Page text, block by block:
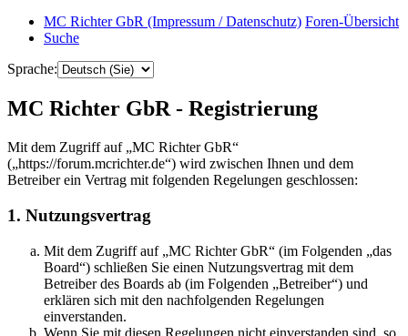
MC Richter GbR (Impressum / Datenschutz) Foren-Übersicht
Suche
Sprache:
MC Richter GbR - Registrierung
Mit dem Zugriff auf „MC Richter GbR“
(„https://forum.mcrichter.de“) wird zwischen Ihnen und dem
Betreiber ein Vertrag mit folgenden Regelungen geschlossen:
1. Nutzungsvertrag
Mit dem Zugriff auf „MC Richter GbR“ (im Folgenden „das
Board“) schließen Sie einen Nutzungsvertrag mit dem
Betreiber des Boards ab (im Folgenden „Betreiber“) und
erklären sich mit den nachfolgenden Regelungen
einverstanden.
Wenn Sie mit diesen Regelungen nicht einverstanden sind, so